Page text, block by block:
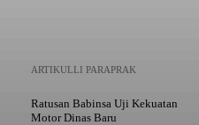
ARTIKULLI PARAPRAK
Ratusan Babinsa Uji Kekuatan
Motor Dinas Baru